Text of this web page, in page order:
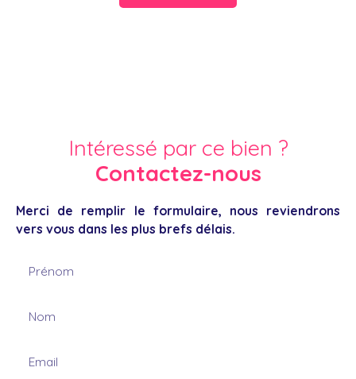
Intéressé par ce bien ?
Contactez-nous
Merci de remplir le formulaire, nous reviendrons
vers vous dans les plus brefs délais.
Prénom
Nom
Email